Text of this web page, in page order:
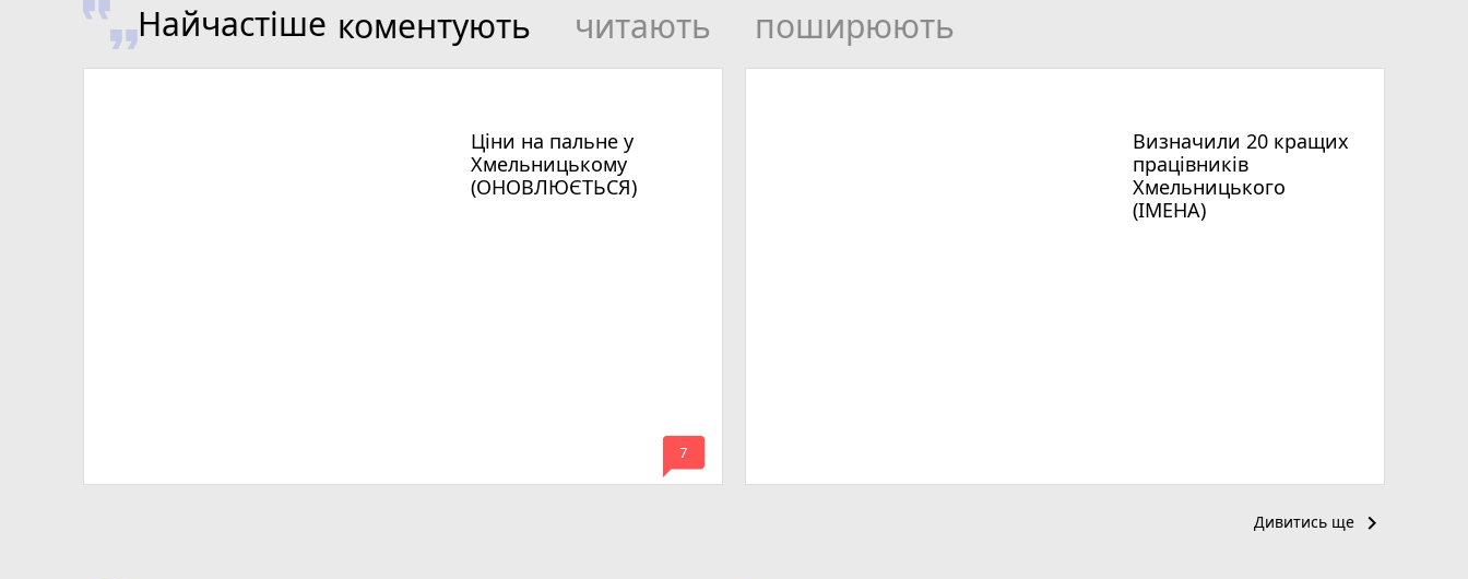
Найчастіше коментують читають поширюють
Ціни на пальне у
Хмельницькому
(ОНОВЛЮЄТЬСЯ)
mode_comment
7
Визначили 20 кращих
працівників
Хмельницького
(ІМЕНА)
Дивитись ще keyboard_arrow_right